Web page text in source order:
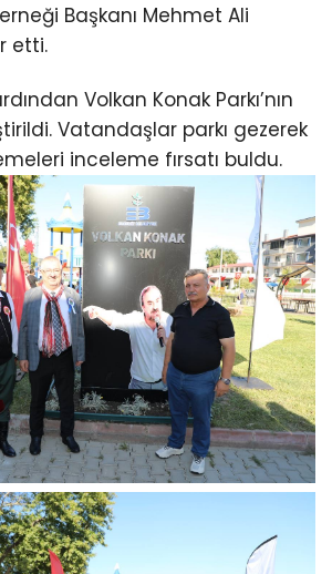
Başkanı Mehmet Ali
etti.
Volkan Konak Parkı’nın
Vatandaşlar parkı gezerek
inceleme fırsatı buldu.